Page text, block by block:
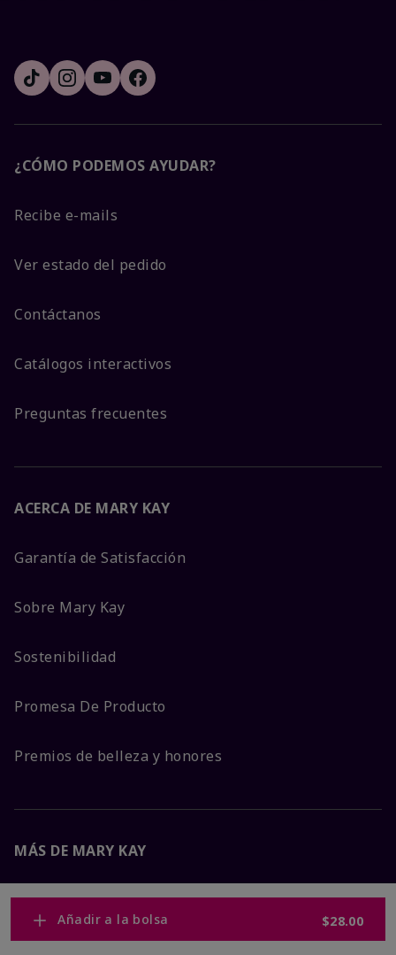
Añadir a la bolsa $28.00
¿CÓMO PODEMOS AYUDAR?
Recibe e-mails
Ver estado del pedido
Contáctanos
Catálogos interactivos
Preguntas frecuentes
ACERCA DE MARY KAY
Garantía de Satisfacción
Sobre Mary Kay
Sostenibilidad
Promesa De Producto
Premios de belleza y honores
MÁS DE MARY KAY
Carreras Corporativas